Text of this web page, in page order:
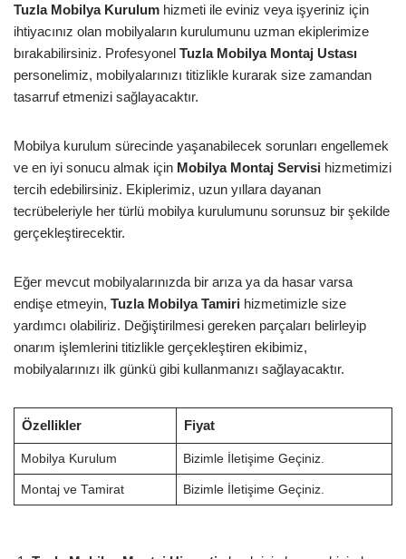
Tuzla Mobilya Kurulum hizmeti ile eviniz veya işyeriniz için
ihtiyacınız olan mobilyaların kurulumunu uzman ekiplerimize
bırakabilirsiniz. Profesyonel Tuzla Mobilya Montaj Ustası
personelimiz, mobilyalarınızı titizlikle kurarak size zamandan
tasarruf etmenizi sağlayacaktır.
Mobilya kurulum sürecinde yaşanabilecek sorunları engellemek
ve en iyi sonucu almak için Mobilya Montaj Servisi hizmetimizi
tercih edebilirsiniz. Ekiplerimiz, uzun yıllara dayanan
tecrübeleriyle her türlü mobilya kurulumunu sorunsuz bir şekilde
gerçekleştirecektir.
Eğer mevcut mobilyalarınızda bir arıza ya da hasar varsa
endişe etmeyin, Tuzla Mobilya Tamiri hizmetimizle size
yardımcı olabiliriz. Değiştirilmesi gereken parçaları belirleyip
onarım işlemlerini titizlikle gerçekleştiren ekibimiz,
mobilyalarınızı ilk günkü gibi kullanmanızı sağlayacaktır.
Özellikler Fiyat
Mobilya Kurulum Bizimle İletişime Geçiniz.
Montaj ve Tamirat Bizimle İletişime Geçiniz.